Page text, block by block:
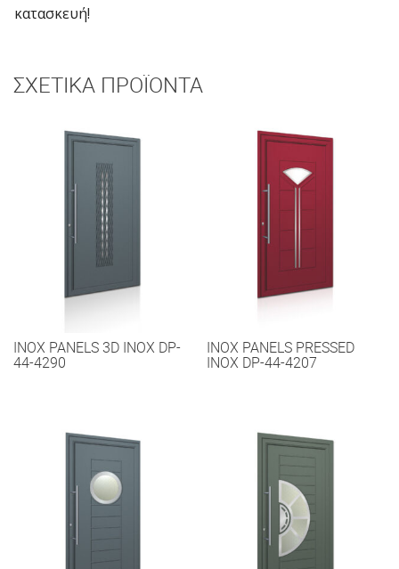
κατασκευή!
ΣΧΕΤΙΚΆ ΠΡΟΪΌΝΤΑ
INOX PANELS 3D INOX DP-
44-4290
INOX PANELS PRESSED
INOX DP-44-4207